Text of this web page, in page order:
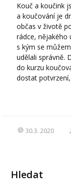
Kouč a koučink
a koučování je
občas v životě
rádce, nějakého
s kým se
udělali správně.
do kurzu
dostat
30.3. 2020
Hledat